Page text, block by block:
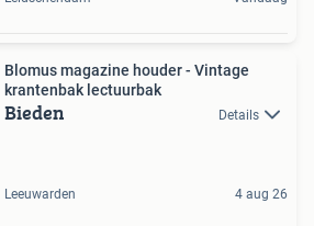
Blomus magazine houder - Vintage
krantenbak lectuurbak
Bieden Details
Leeuwarden 4 aug 26